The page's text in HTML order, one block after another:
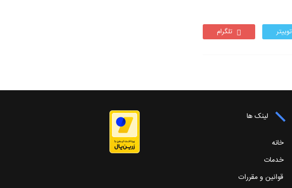
توییتر تلگرام
لینک ها
خانه
خدمات
قوانین و مقررات